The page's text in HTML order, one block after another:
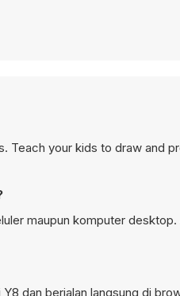
Teach your kids to draw and
maupun komputer
dan berjalan langsung di